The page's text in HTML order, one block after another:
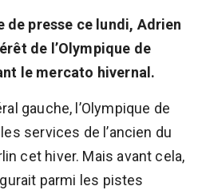
de presse ce lundi, Adrien
de l’Olympique de
le mercato hivernal.
gauche, l’Olympique de
services de l’ancien du
cet hiver. Mais avant cela,
parmi les pistes